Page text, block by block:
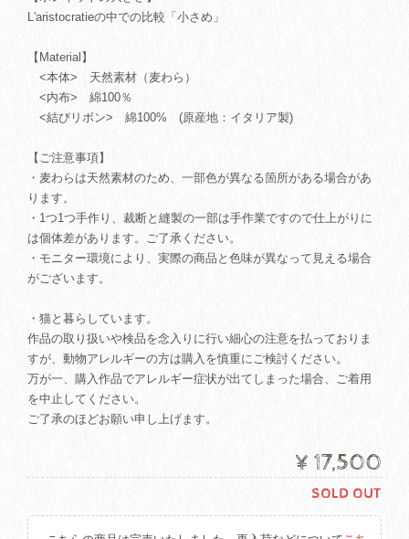
L'aristocratieの中での比較「小さめ」
【Material】
<本体> 天然素材（麦わら）
<内布> 綿100％
<結びリボン> 綿100% (原産地：イタリア製)
【ご注意事項】
・麦わらは天然素材のため、一部色が異なる箇所がある場合があ
ります。
・1つ1つ手作り、裁断と縫製の一部は手作業ですので仕上がりに
は個体差があります。ご了承ください。
・モニター環境により、実際の商品と色味が異なって見える場合
がございます。
・猫と暮らしています。
作品の取り扱いや検品を念入りに行い細心の注意を払っておりま
すが、動物アレルギーの方は購入を慎重にご検討ください。
万が一、購入作品でアレルギー症状が出てしまった場合、ご着用
を中止してください。
ご了承のほどお願い申し上げます。
¥17,500
SOLD OUT